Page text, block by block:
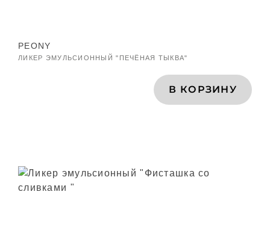
PEONY
ЛИКЕР ЭМУЛЬСИОННЫЙ "ПЕЧЁНАЯ ТЫКВА"
В КОРЗИНУ